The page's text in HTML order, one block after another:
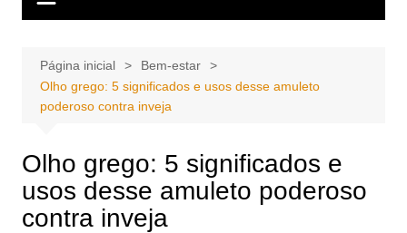
Página inicial
Bem-estar
Olho grego: 5 significados e usos desse amuleto
poderoso contra inveja
Olho grego: 5 significados e
usos desse amuleto poderoso
contra inveja